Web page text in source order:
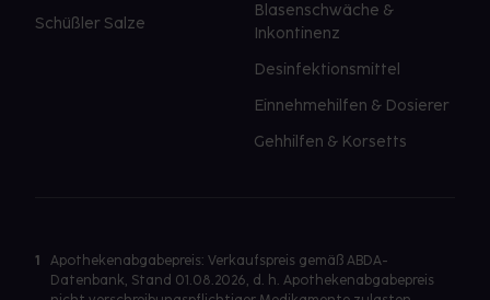
Schüßler Salze
Blasenschwäche &
Inkontinenz
Desinfektionsmittel
Einnehmehilfen & Dosierer
Gehhilfen & Korsetts
1
Apothekenabgabepreis: Verkaufspreis gemäß ABDA-
Datenbank, Stand 01.08.2026, d. h. Apothekenabgabepreis